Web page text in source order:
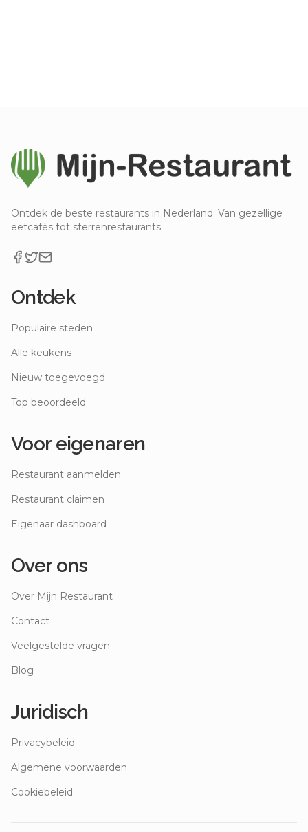
Ontdek de beste restaurants in Nederland. Van gezellige
eetcafés tot sterrenrestaurants.
Ontdek
Populaire steden
Alle keukens
Nieuw toegevoegd
Top beoordeeld
Voor eigenaren
Restaurant aanmelden
Restaurant claimen
Eigenaar dashboard
Over ons
Over Mijn Restaurant
Contact
Veelgestelde vragen
Blog
Juridisch
Privacybeleid
Algemene voorwaarden
Cookiebeleid